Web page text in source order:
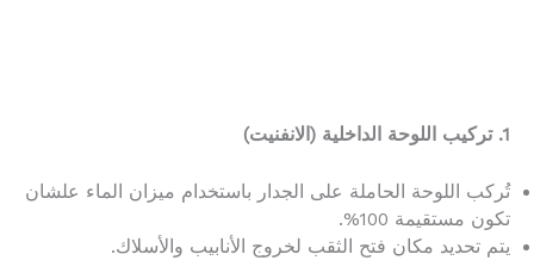
1. تركيب اللوحة الداخلية (الانفنيت)
تُركب اللوحة الحاملة على الجدار باستخدام ميزان الماء علشان
تكون مستقيمة 100%.
يتم تحديد مكان فتح الثقب لخروج الأنابيب والأسلاك.